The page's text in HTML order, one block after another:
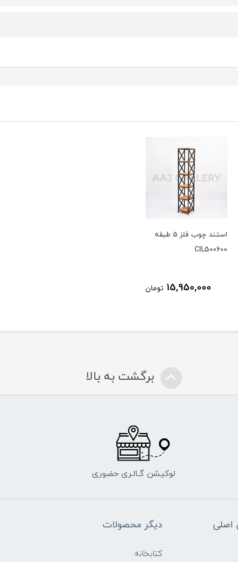
استند چوب فلز ۵ طبقه
CIL500600
15,950,000 تومان
برگشت به بالا
لوکیشن گـالـری حضوری
دیگر محصولات
کتابخانه